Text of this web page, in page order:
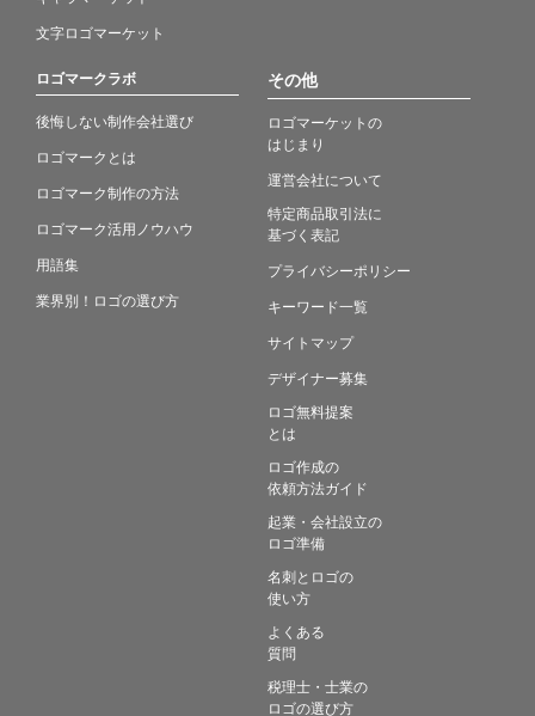
文字ロゴマーケット
ロゴマークラボ
後悔しない制作会社選び
ロゴマークとは
ロゴマーク制作の方法
ロゴマーク活用ノウハウ
用語集
業界別！ロゴの選び方
その他
ロゴマーケットの
はじまり
運営会社について
特定商品取引法に
基づく表記
プライバシーポリシー
キーワード一覧
サイトマップ
デザイナー募集
ロゴ無料提案
とは
ロゴ作成の
依頼方法ガイド
起業・会社設立の
ロゴ準備
名刺とロゴの
使い方
よくある
質問
税理士・士業の
ロゴの選び方